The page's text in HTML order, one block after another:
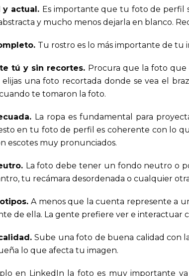
y actual. Es importante que tu foto de perfil
y mucho menos dejarla en blanco.
Tu rostro es lo más importante de
tú y sin recortes. Procura que la foto que
elijas una foto recortada donde se vea el
te tomaron la foto.
La ropa es fundamental para
en tu foto de perfil es coherente con lo
escotes muy pronunciados.
La foto debe tener un fondo neutro o
tu recámara desordenada o cualquier
A menos que la cuenta represente a
de ella. La gente prefiere ver e interactuar
Sube una foto de buena calidad con
lo que afecta tu imagen.
en LinkedIn la foto es muy importante